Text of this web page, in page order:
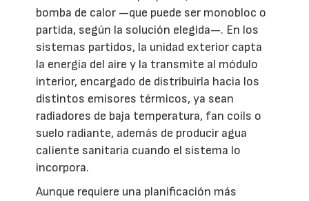
bomba de calor —que puede ser monobloc o
partida, según la solución elegida—. En los
sistemas partidos, la unidad exterior capta
la energía del aire y la transmite al módulo
interior, encargado de distribuirla hacia los
distintos emisores térmicos, ya sean
radiadores de baja temperatura, fan coils o
suelo radiante, además de producir agua
caliente sanitaria cuando el sistema lo
incorpora.
Aunque requiere una planificación más